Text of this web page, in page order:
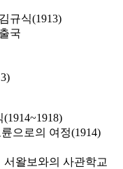
규식(1913)
국
으로의 여정(1914)
서왈보와의 사관학교